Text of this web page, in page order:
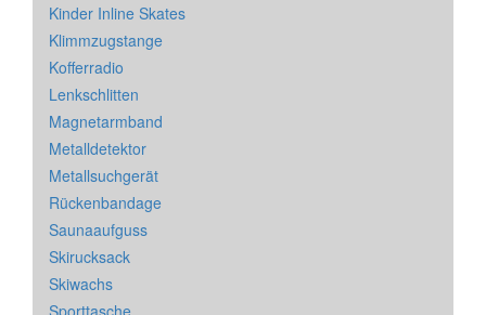
Kinder Inline Skates
Klimmzugstange
Kofferradio
Lenkschlitten
Magnetarmband
Metalldetektor
Metallsuchgerät
Rückenbandage
Saunaaufguss
Skirucksack
Skiwachs